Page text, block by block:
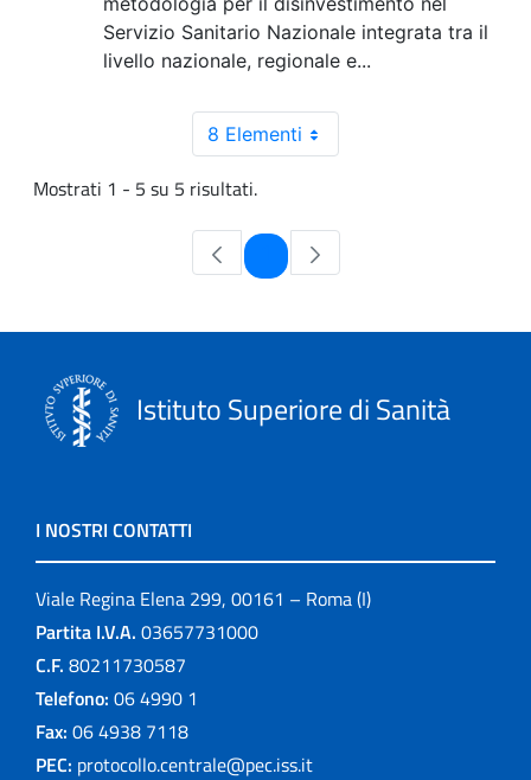
Servizio Sanitario Nazionale integrata tra il
livello nazionale, regionale e...
8 Elementi
Mostrati 1 - 5 su 5 risultati.
Pagina
Istituto Superiore di Sanità
I NOSTRI CONTATTI
Viale Regina Elena 299, 00161 – Roma (I)
Partita I.V.A. 03657731000
C.F. 80211730587
Telefono: 06 4990 1
Fax: 06 4938 7118
PEC: protocollo.centrale@pec.iss.it